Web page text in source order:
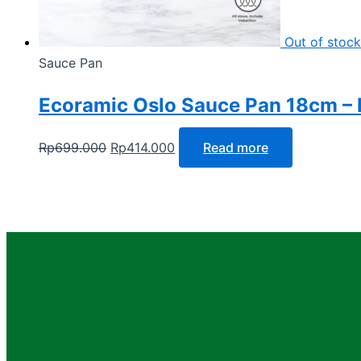
Out of stock
Sauce Pan
Ecoramic Oslo Sauce Pan 18cm –
Rp699.000 Rp414.000 Read more